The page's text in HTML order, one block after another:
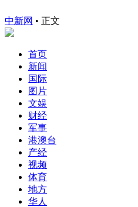
中新网 • 正文
首页
新闻
国际
图片
文娱
财经
军事
港澳台
产经
视频
体育
地方
华人